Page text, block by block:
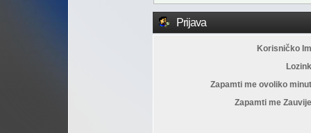
Prijava
Korisničko
Zapamti me ovoliko
Zapamti me